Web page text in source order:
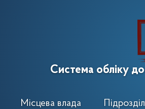
Система обліку
Місцева влада